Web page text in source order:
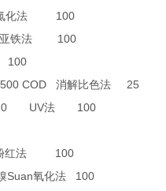
化法 100
亚铁法 100
100
COD 消解比色法 25
UV法 100
红法 100
Suan氧化法 100